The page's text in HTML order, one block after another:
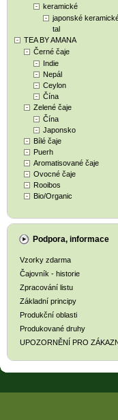
keramické
japonské
tal
TEA BY AMANA
Černé čaje
Indie
Nepál
Ceylon
Čína
Zelené čaje
Čína
Japonsko
Bílé čaje
Puerh
Aromatisované čaje
Ovocné čaje
Rooibos
Bio/Organic
Podpora, informace
Vzorky zdarma
Čajovník - historie
Zpracování listu
Základní principy
Produkční oblasti
Produkované druhy
UPOZORNĚNÍ PRO